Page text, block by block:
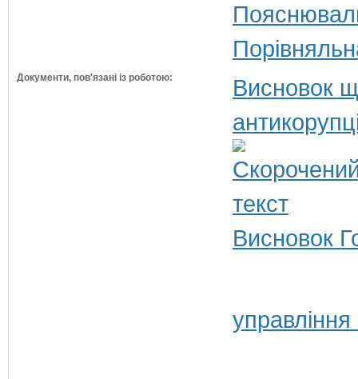
Документи, пов'язані із роботою:
Висновок
Висновок